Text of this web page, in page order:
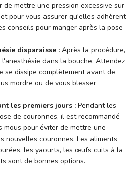
de mettre une pression excessive sur
pour vous assurer qu'elles adhèrent
conseils pour manger après la pose
disparaisse : Après la procédure,
dans la bouche. Attendez
se dissipe complètement avant de
mordre ou de vous blesser
les premiers jours : Pendant les
de couronnes, il est recommandé
mous pour éviter de mettre une
nouvelles couronnes. Les aliments
les yaourts, les œufs cuits à la
sont de bonnes options.